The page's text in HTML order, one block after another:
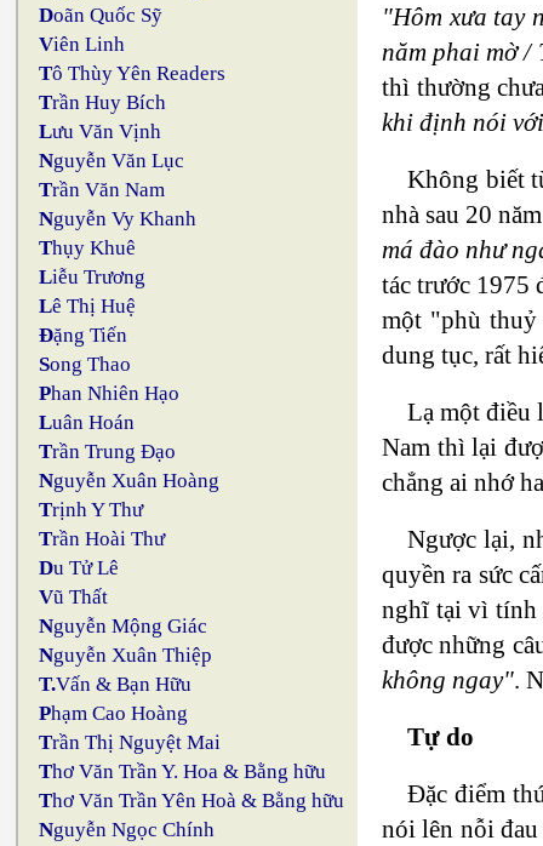
Doãn Quốc Sỹ
Viên Linh
Tô Thùy Yên Readers
Trần Huy Bích
Lưu Văn Vịnh
Nguyễn Văn Lục
Trần Văn Nam
Nguyễn Vy Khanh
Thụy Khuê
Liễu Trương
Lê Thị Huệ
Đặng Tiến
Song Thao
Phan Nhiên Hạo
Luân Hoán
Trần Trung Đạo
Nguyễn Xuân Hoàng
Trịnh Y Thư
Trần Hoài Thư
Du Tử Lê
Vũ Thất
Nguyễn Mộng Giác
Nguyễn Xuân Thiệp
T.Vấn & Bạn Hữu
Phạm Cao Hoàng
Trần Thị Nguyệt Mai
Thơ Văn Trần Y. Hoa & Bằng hữu
Thơ Văn Trần Yên Hoà & Bằng hữu
Nguyễn Ngọc Chính
"Hôm xưa tay
năm phai mờ
thì thường
khi định nói
Không biết
nhà sau 20
má đào như
tác trước 1975
một "phù thuỷ
dung tục, rất
Lạ một điều
Nam thì lại
chẳng ai nhớ
Ngược lại,
quyền ra sức
nghĩ tại vì tính
được những
không ngay".
Tự do
Đặc điểm
nói lên nỗi